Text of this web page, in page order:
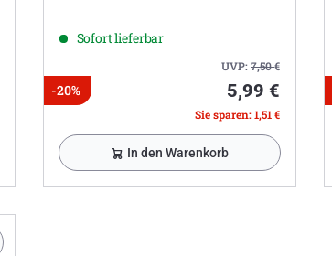
Sofort lieferbar
UVP:7,50€
-20% 5,99 €
Sie sparen: 1,51 €
In den Warenkorb